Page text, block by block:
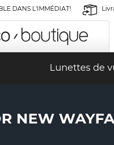
DANS L'IMMÉDIAT!
Lunettes de
NEW